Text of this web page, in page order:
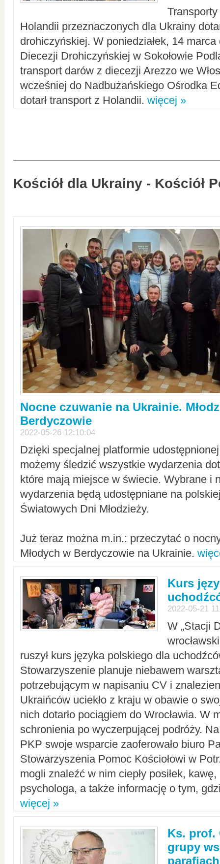
Holandii przeznaczonych dla Ukrainy
drohiczyńskiej. W poniedziałek, 14
Diecezji Drohiczyńskiej w Sokołowie
transport darów z diecezji Arezzo we
wcześniej do Nadbużańskiego Ośrodka
dotarł transport z Holandii. więcej »
Kościół dla Ukrainy - Kościół
Nocne czuwanie na Ukrainie.
Berdyczowie
2022-05-26 12:10:04
Dzięki specjalnej platformie
możemy śledzić wszystkie wydarzenia
które mają miejsce w świecie. Wybrane i
wydarzenia będą udostępniane na
Światowych Dni Młodzieży.
Już teraz można m.in.: przeczytać o
Młodych w Berdyczowie na Ukrainie.
Kurs
2022-05-21
W „Stacji
ruszył kurs języka polskiego dla
Stowarzyszenie planuje niebawem
potrzebującym w napisaniu CV i
Ukraińców uciekło z kraju w obawie o
nich dotarło pociągiem do Wrocławia. W
schronienia po wyczerpującej podróży.
PKP swoje wsparcie zaoferowało biuro
Stowarzyszenia Pomoc Kościołowi w
mogli znaleźć w nim ciepły posiłek,
psychologa, a także informację o tym,
więcej »
Ks. prof.
grupy
parafiach